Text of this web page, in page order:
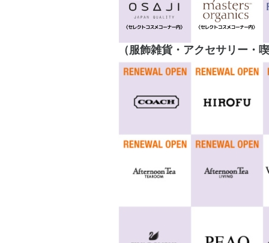
（服飾雑貨・アクセサリー・